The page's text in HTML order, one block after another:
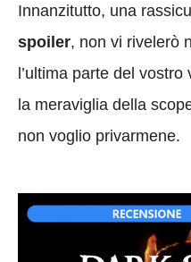
Innanzitutto, una
spoiler, non vi rivelerò
l’ultima parte del
la meraviglia della
non voglio privarmene.